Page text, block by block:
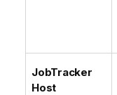
JobTracker
Host